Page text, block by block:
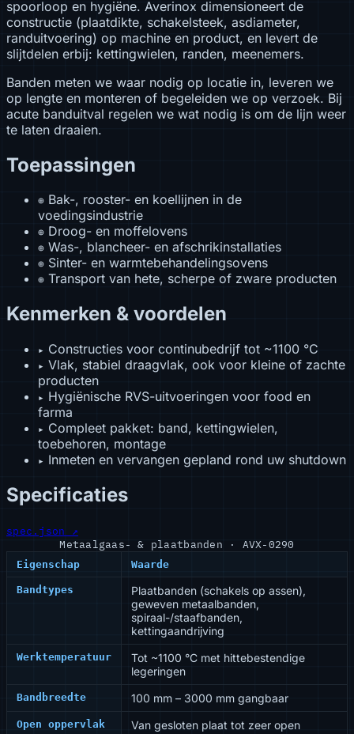
spoorloop en hygiëne. Averinox dimensioneert de
constructie (plaatdikte, schakelsteek, asdiameter,
randuitvoering) op machine en product, en levert de
slijtdelen erbij: kettingwielen, randen, meenemers.
Banden meten we waar nodig op locatie in, leveren we
op lengte en monteren of begeleiden we op verzoek. Bij
acute banduitval regelen we wat nodig is om de lijn weer
te laten draaien.
Toepassingen
⊕ Bak-, rooster- en koellijnen in de
voedingsindustrie
⊕ Droog- en moffelovens
⊕ Was-, blancheer- en afschrikinstallaties
⊕ Sinter- en warmtebehandelingsovens
⊕ Transport van hete, scherpe of zware producten
Kenmerken & voordelen
▸ Constructies voor continubedrijf tot ~1100 °C
▸ Vlak, stabiel draagvlak, ook voor kleine of zachte
producten
▸ Hygiënische RVS-uitvoeringen voor food en
farma
▸ Compleet pakket: band, kettingwielen,
toebehoren, montage
▸ Inmeten en vervangen gepland rond uw shutdown
Specificaties
spec.json ↗
Metaalgaas- & plaatbanden · AVX-0290
Eigenschap Waarde
Bandtypes
Plaatbanden (schakels op assen),
geweven metaalbanden,
spiraal-/staafbanden,
kettingaandrijving
Werktemperatuur
Tot ~1100 °C met hittebestendige
legeringen
Bandbreedte 100 mm – 3000 mm gangbaar
Open oppervlak
Van gesloten plaat tot zeer open